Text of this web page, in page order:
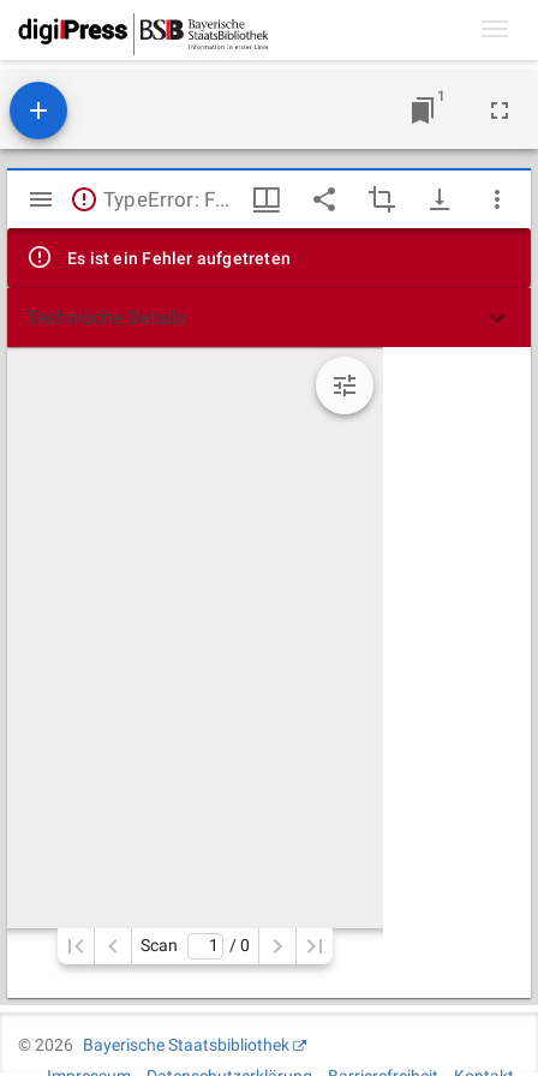
1
Mirador
Viewer
TypeError: Failed to fetch
Es ist ein Fehler aufgetreten
Technische Details
Scan / 0
©2026
Bayerische Staatsbibliothek